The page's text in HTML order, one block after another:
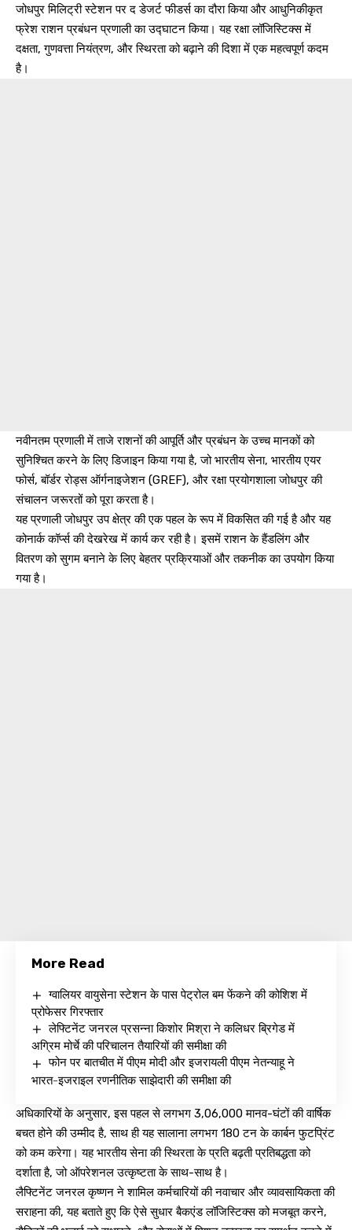
जोधपुर मिलिट्री स्टेशन पर द डेजर्ट फीडर्स का दौरा किया और आधुनिकीकृत
फ्रेश राशन प्रबंधन प्रणाली का उद्घाटन किया। यह रक्षा लॉजिस्टिक्स में
दक्षता, गुणवत्ता नियंत्रण, और स्थिरता को बढ़ाने की दिशा में एक महत्वपूर्ण कदम
है।
नवीनतम प्रणाली में ताजे राशनों की आपूर्ति और प्रबंधन के उच्च मानकों को
सुनिश्चित करने के लिए डिजाइन किया गया है, जो भारतीय सेना, भारतीय एयर
फोर्स, बॉर्डर रोड्स ऑर्गनाइजेशन (GREF), और रक्षा प्रयोगशाला जोधपुर की
संचालन जरूरतों को पूरा करता है।
यह प्रणाली जोधपुर उप क्षेत्र की एक पहल के रूप में विकसित की गई है और यह
कोनार्क कॉर्प्स की देखरेख में कार्य कर रही है। इसमें राशन के हैंडलिंग और
वितरण को सुगम बनाने के लिए बेहतर प्रक्रियाओं और तकनीक का उपयोग किया
गया है।
More Read
ग्वालियर वायुसेना स्टेशन के पास पेट्रोल बम फेंकने की कोशिश में
प्रोफेसर गिरफ्तार
लेफ्टिनेंट जनरल प्रसन्ना किशोर मिश्रा ने कलिधर ब्रिगेड में
अग्रिम मोर्चे की परिचालन तैयारियों की समीक्षा की
फोन पर बातचीत में पीएम मोदी और इजरायली पीएम नेतन्याहू ने
भारत-इजराइल रणनीतिक साझेदारी की समीक्षा की
अधिकारियों के अनुसार, इस पहल से लगभग 3,06,000 मानव-घंटों की वार्षिक
बचत होने की उम्मीद है, साथ ही यह सालाना लगभग 180 टन के कार्बन फुटप्रिंट
को कम करेगा। यह भारतीय सेना की स्थिरता के प्रति बढ़ती प्रतिबद्धता को
दर्शाता है, जो ऑपरेशनल उत्कृष्टता के साथ-साथ है।
लैफ्टिनेंट जनरल कृष्णन ने शामिल कर्मचारियों की नवाचार और व्यावसायिकता की
सराहना की, यह बताते हुए कि ऐसे सुधार बैकएंड लॉजिस्टिक्स को मजबूत करने,